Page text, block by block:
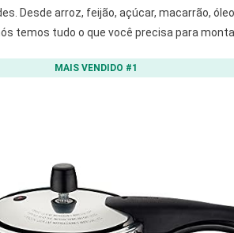
Desde arroz, feijão, açúcar, macarrão,
temos tudo o que você precisa para
MAIS VENDIDO #1